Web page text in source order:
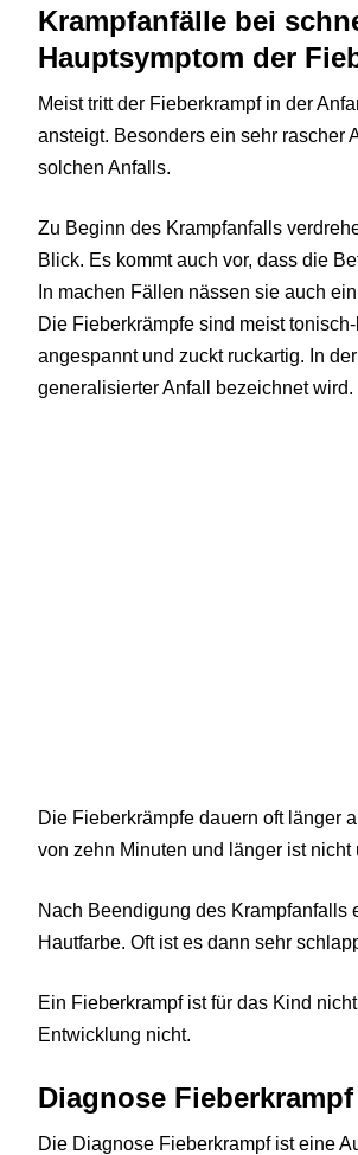
Krampfanfälle bei
Hauptsymptom der
Meist tritt der Fieberkrampf in der
ansteigt. Besonders ein sehr rascher
solchen Anfalls.
Zu Beginn des Krampfanfalls
Blick. Es kommt auch vor, dass die
In machen Fällen nässen sie auch
Die Fieberkrämpfe sind meist
angespannt und zuckt ruckartig. In
generalisierter Anfall bezeichnet wird.
Die Fieberkrämpfe dauern oft länger
von zehn Minuten und länger ist nicht
Nach Beendigung des
Hautfarbe. Oft ist es dann sehr
Ein Fieberkrampf ist für das Kind
Entwicklung nicht.
Diagnose Fieberkrampf
Die Diagnose Fieberkrampf ist eine